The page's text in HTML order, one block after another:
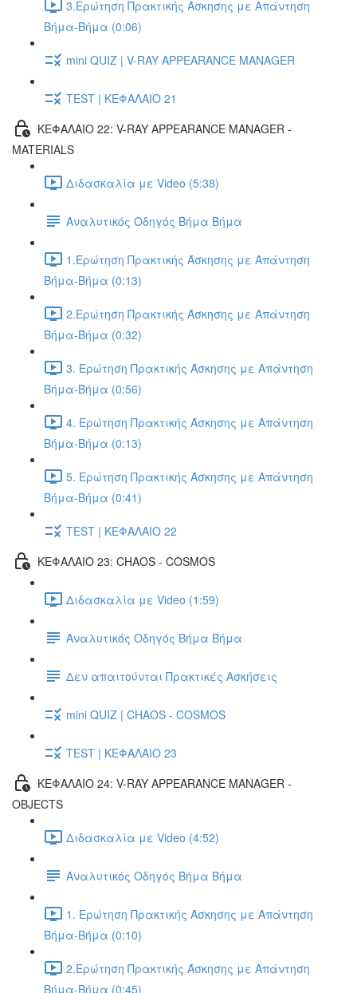
3.Ερώτηση Πρακτικής Άσκησης με Απάντηση
Βήμα-Βήμα (0:06)
mini QUIZ | V-RAY APPEARANCE MANAGER
TEST | ΚΕΦΑΛΑΙΟ 21
ΚΕΦΑΛΑΙΟ 22: V-RAY APPEARANCE MANAGER -
MATERIALS
Διδασκαλία με Video (5:38)
Αναλυτικός Οδηγός Βήμα Βήμα
1.Ερώτηση Πρακτικής Άσκησης με Απάντηση
Βήμα-Βήμα (0:13)
2.Ερώτηση Πρακτικής Άσκησης με Απάντηση
Βήμα-Βήμα (0:32)
3. Ερώτηση Πρακτικής Άσκησης με Απάντηση
Βήμα-Βήμα (0:56)
4. Ερώτηση Πρακτικής Άσκησης με Απάντηση
Βήμα-Βήμα (0:13)
5. Ερώτηση Πρακτικής Άσκησης με Απάντηση
Βήμα-Βήμα (0:41)
TEST | ΚΕΦΑΛΑΙΟ 22
ΚΕΦΑΛΑΙΟ 23: CHAOS - COSMOS
Διδασκαλία με Video (1:59)
Αναλυτικός Οδηγός Βήμα Βήμα
Δεν απαιτούνται Πρακτικές Ασκήσεις
mini QUIZ | CHAOS - COSMOS
TEST | ΚΕΦΑΛΑΙΟ 23
ΚΕΦΑΛΑΙΟ 24: V-RAY APPEARANCE MANAGER -
OBJECTS
Διδασκαλία με Video (4:52)
Αναλυτικός Οδηγός Βήμα Βήμα
1. Ερώτηση Πρακτικής Άσκησης με Απάντηση
Βήμα-Βήμα (0:10)
2.Ερώτηση Πρακτικής Άσκησης με Απάντηση
Βήμα-Βήμα (0:45)